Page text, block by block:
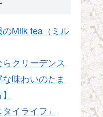
Milk tea（ミル
クリーデンス
味わいのたま
イライフ』